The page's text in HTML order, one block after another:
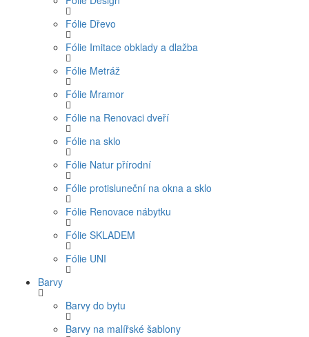
Fólie Dřevo
Fólie Imitace obklady a dlažba
Fólie Metráž
Fólie Mramor
Fólie na Renovaci dveří
Fólie na sklo
Fólie Natur přírodní
Fólie protisluneční na okna a sklo
Fólie Renovace nábytku
Fólie SKLADEM
Fólie UNI
Barvy
Barvy do bytu
Barvy na malířské šablony